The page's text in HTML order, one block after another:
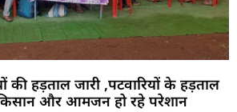
की हड़ताल जारी ,पटवारियों के हड़ताल
और आमजन हो रहे परेशान